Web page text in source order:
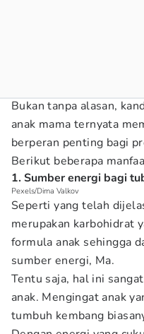
Bukan tanpa alasan,
anak mama ternyata
berperan penting bagi
Berikut beberapa
1. Sumber energi bagi
Pexels/Dima Valkov
Seperti yang telah
merupakan karbohidrat
formula anak sehingga
sumber energi, Ma.
Tentu saja, hal ini
anak. Mengingat anak
tumbuh kembang